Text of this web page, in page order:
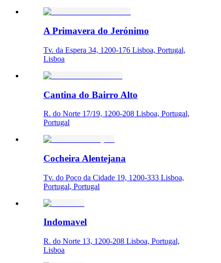
A Primavera do Jerónimo
Tv. da Espera 34, 1200-176 Lisboa, Portugal,
Lisboa
Cantina do Bairro Alto
R. do Norte 17/19, 1200-208 Lisboa, Portugal,
Portugal
Cocheira Alentejana
Tv. do Poço da Cidade 19, 1200-333 Lisboa,
Portugal, Portugal
Indomavel
R. do Norte 13, 1200-208 Lisboa, Portugal,
Lisboa